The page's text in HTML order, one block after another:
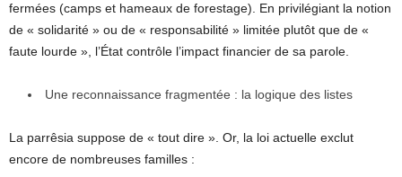
fermées (camps et hameaux de forestage). En privilégiant la notion
de « solidarité » ou de « responsabilité » limitée plutôt que de «
faute lourde », l’État contrôle l’impact financier de sa parole.
Une reconnaissance fragmentée : la logique des listes
La parrêsia suppose de « tout dire ». Or, la loi actuelle exclut
encore de nombreuses familles :